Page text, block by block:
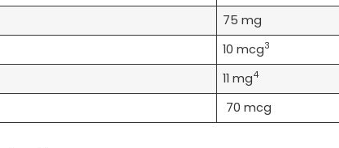
75 mg
10 mcg3
11 mg4
70 mcg